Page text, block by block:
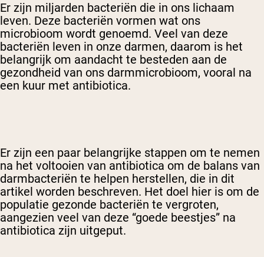
Er zijn miljarden bacteriën die in ons lichaam
leven. Deze bacteriën vormen wat ons
microbioom wordt genoemd. Veel van deze
bacteriën leven in onze darmen, daarom is het
belangrijk om aandacht te besteden aan de
gezondheid van ons darmmicrobioom, vooral na
een kuur met antibiotica.
Er zijn een paar belangrijke stappen om te nemen
na het voltooien van antibiotica om de balans van
darmbacteriën te helpen herstellen, die in dit
artikel worden beschreven. Het doel hier is om de
populatie gezonde bacteriën te vergroten,
aangezien veel van deze “goede beestjes” na
antibiotica zijn uitgeput.